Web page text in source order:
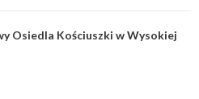
Osiedla Kościuszki w Wysokiej